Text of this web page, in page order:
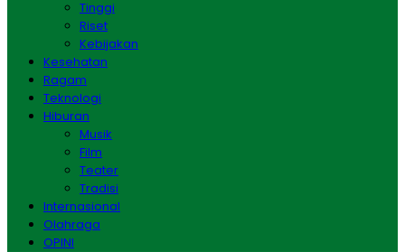
Tinggi
Riset
Kebijakan
Kesehatan
Ragam
Teknologi
Hiburan
Musik
Film
Teater
Tradisi
Internasional
Olahraga
OPINI